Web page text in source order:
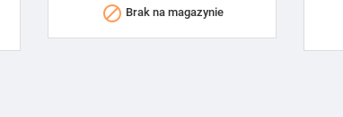
 Brak na magazynie